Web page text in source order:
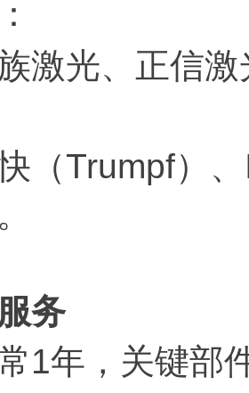
：
激光、正信
（Trumpf）
务
1年，关键部